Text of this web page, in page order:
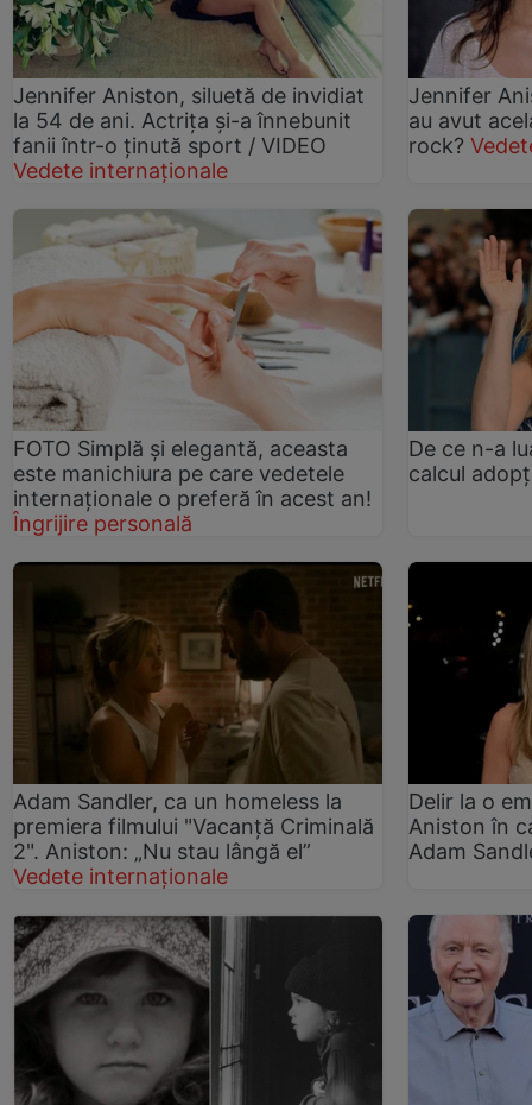
Jennifer Aniston, siluetă de invidiat
la 54 de ani. Actrița și-a înnebunit
fanii într-o ținută sport / VIDEO
Vedete internaționale
Jennifer
au avut
rock?
FOTO Simplă și elegantă, aceasta
este manichiura pe care vedetele
internaționale o preferă în acest an!
Îngrijire personală
De ce n-a
calcul
Adam Sandler, ca un homeless la
premiera filmului "Vacanță Criminală
2". Aniston: „Nu stau lângă el”
Vedete internaționale
Delir la o
Aniston în
Adam